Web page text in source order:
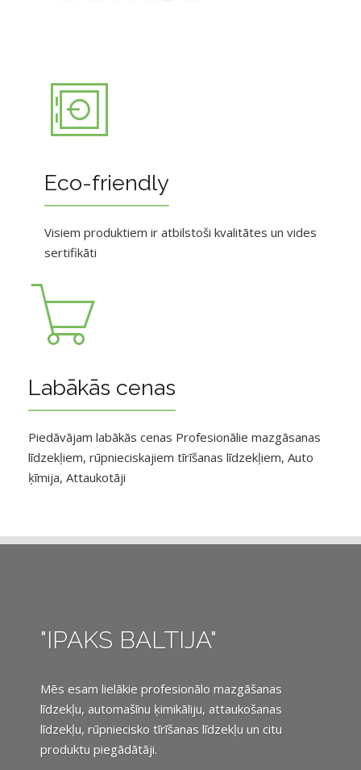
Eco-friendly
Visiem produktiem ir atbilstoši kvalitātes un vides
sertifikāti
Labākās cenas
Piedāvājam labākās cenas Profesionālie mazgāsanas
līdzekļiem, rūpnieciskajiem tīrīšanas līdzekļiem, Auto
ķīmija, Attaukotāji
"IPAKS BALTIJA"
Mēs esam lielākie profesionālo mazgāšanas
līdzekļu, automašīnu ķimikāliju, attaukošanas
līdzekļu, rūpniecisko tīrīšanas līdzekļu un citu
produktu piegādātāji.